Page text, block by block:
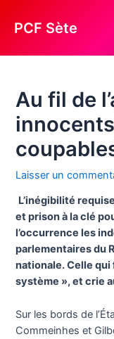
PCF Sète
Au fil de
Laisser un
L’inégibilité
et prison à la clé
l’occurrence les
parlementaires du
nationale. Celle
système », et crie
Sur les bords de
Commeinhes et